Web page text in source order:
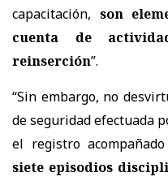
capacitación, son
cuenta de
reinserción”.
“Sin embargo, no
de seguridad efectuada
el registro
siete episodios